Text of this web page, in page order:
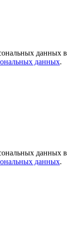
данных в
данных.
данных в
данных.